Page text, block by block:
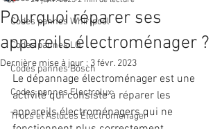
Codes pannes Whirlpool
Codes pannes LG
Codes pannes Bosch
Codes pannes Electrolux
Trucs et Astuces Electromenager
Pourquoi réparer ses
appareils électroménager ?
Dernière mise à jour : 3 févr. 2023
Le dépannage électroménager est une
activité qui consiste à réparer les
appareils électroménagers qui ne